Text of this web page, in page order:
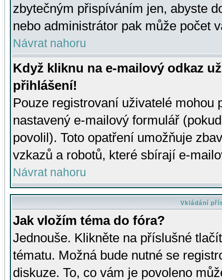
zbytečným přispíváním jen, abyste
nebo administrátor pak může počet
Návrat nahoru
Když kliknu na e-mailový odkaz
přihlášení!
Pouze registrovaní uživatelé mohou
nastavený e-mailový formulář
povolil). Toto opatření umožňuje
vzkazů a robotů, které sbírají e-
Návrat nahoru
Vkládání
Jak vložím téma do fóra?
Jednouše. Klikněte na příslušné
tématu. Možná bude nutné se
diskuze. To, co vám je povoleno